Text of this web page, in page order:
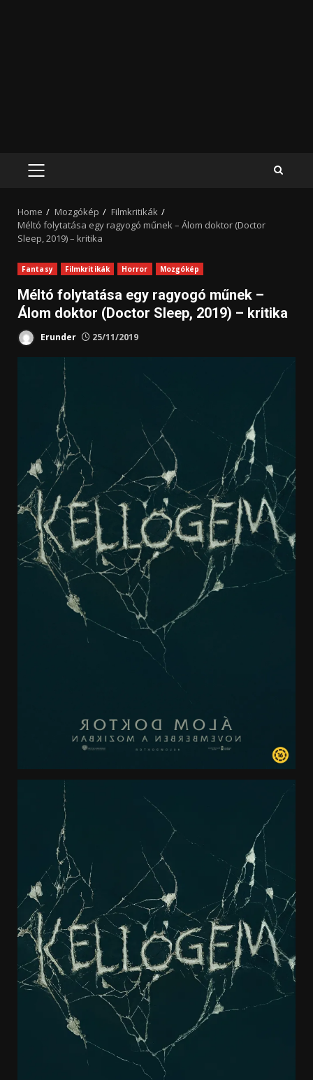
PRIMARY
Home Mozgókép
Filmkritikák
Méltó folytatása egy ragyogó műnek – Álom doktor (Doctor
Sleep, 2019) – kritika
Fantasy Filmkritikák Horror Mozgókép
Méltó folytatása egy ragyogó műnek –
Álom doktor (Doctor Sleep, 2019) – kritika
Erunder 25/11/2019